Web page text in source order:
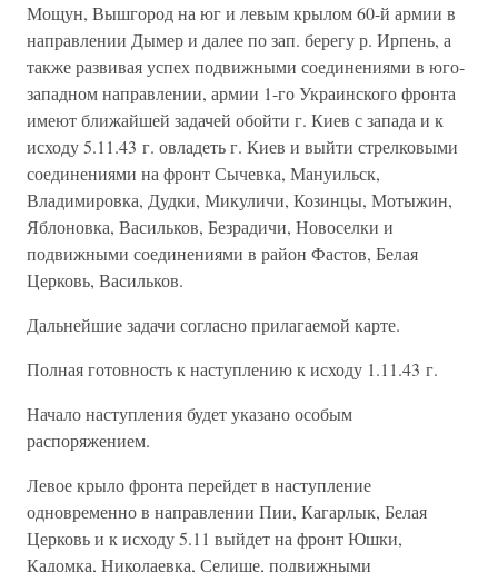
Мощун, Вышгород на юг и левым крылом 60-й армии в
направлении Дымер и далее по зап. берегу р. Ирпень, а
также развивая успех подвижными соединениями в юго-
западном направлении, армии 1-го Украинского фронта
имеют ближайшей задачей обойти г. Киев с запада и к
исходу 5.11.43 г. овладеть г. Киев и выйти стрелковыми
соединениями на фронт Сычевка, Мануильск,
Владимировка, Дудки, Микуличи, Козинцы, Мотыжин,
Яблоновка, Васильков, Безрадичи, Новоселки и
подвижными соединениями в район Фастов, Белая
Церковь, Васильков.
Дальнейшие задачи согласно прилагаемой карте.
Полная готовность к наступлению к исходу 1.11.43 г.
Начало наступления будет указано особым
распоряжением.
Левое крыло фронта перейдет в наступление
одновременно в направлении Пии, Кагарлык, Белая
Церковь и к исходу 5.11 выйдет на фронт Юшки,
Кадомка, Николаевка, Селище, подвижными